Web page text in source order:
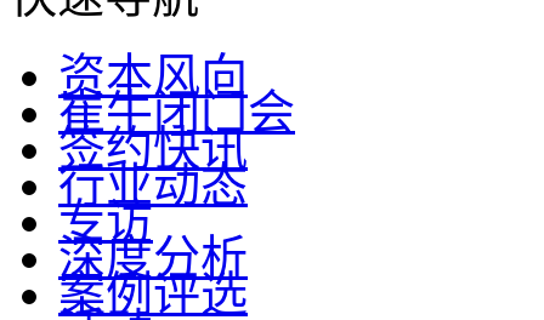
资本风向
崔牛闭门会
签约快讯
行业动态
专访
深度分析
案例评选